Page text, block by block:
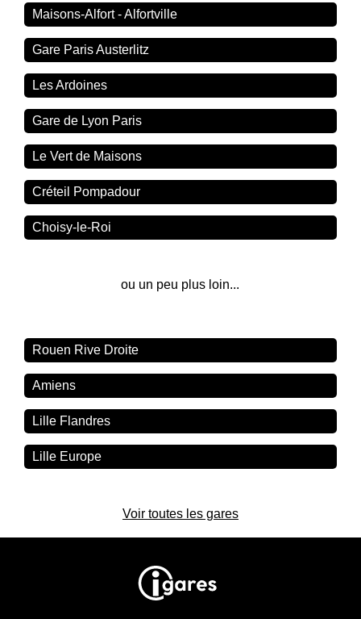
Maisons-Alfort - Alfortville
Gare Paris Austerlitz
Les Ardoines
Gare de Lyon Paris
Le Vert de Maisons
Créteil Pompadour
Choisy-le-Roi
ou un peu plus loin...
Rouen Rive Droite
Amiens
Lille Flandres
Lille Europe
Voir toutes les gares